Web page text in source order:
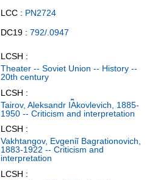
LCC : PN2724
DC19 : 792/.0947
LCSH :
Theater -- Soviet Union -- History --
20th century
LCSH :
Tairov, Aleksandr I︠A︡kovlevich, 1885-
1950 -- Criticism and interpretation
LCSH :
Vakhtangov, Evgeniĭ Bagrationovich,
1883-1922 -- Criticism and
interpretation
LCSH :